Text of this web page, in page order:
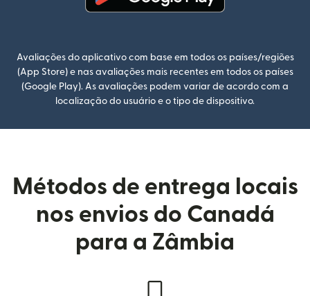
Avaliações do aplicativo com base em todos os países/regiões
(App Store) e nas avaliações mais recentes em todos os países
(Google Play). As avaliações podem variar de acordo com a
localização do usuário e o tipo de dispositivo.
Métodos de entrega locais
nos envios do Canadá
para a Zâmbia